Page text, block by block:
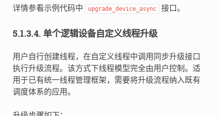
详情参看示例代码中 upgrade_device_async 接口。
5.1.3.4. 单个逻辑设备自定义线程升级
用户自行创建线程，在自定义线程中调用同步升级接口
执行升级流程。该方式下线程模型完全由用户控制。适
用于已有统一线程管理框架，需要将升级流程纳入既有
调度体系的应用。